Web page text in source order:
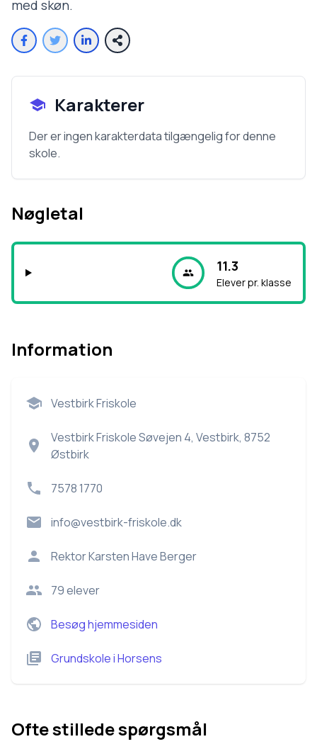
med skøn.
Karakterer
Der er ingen karakterdata tilgængelig for denne
skole.
Nøgletal
11.3
Elever pr. klasse
Information
Vestbirk Friskole
Vestbirk Friskole Søvejen 4, Vestbirk, 8752
Østbirk
7578 1770
info@vestbirk-friskole.dk
RektorKarsten Have Berger
79elever
Besøg hjemmesiden
GrundskoleiHorsens
Ofte stillede spørgsmål